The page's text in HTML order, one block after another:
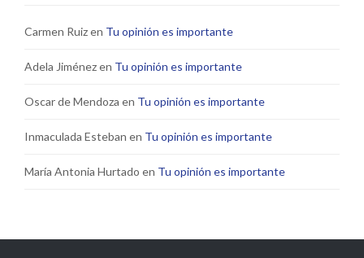
Carmen Ruizen Tu opinión es importante
Adela Jiménezen Tu opinión es importante
Oscar de Mendoza en Tu opinión es importante
Inmaculada Esteban en Tu opinión es importante
María Antonia Hurtado en Tu opinión es importante